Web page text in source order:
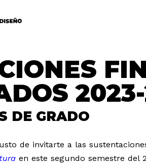
DE GRADO
de invitarte a las
en este segundo semestre del